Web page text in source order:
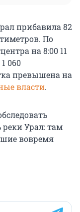
прибавила 82
По
на 8:00 11
060
превышена на
власти.
Урал: там
вовремя